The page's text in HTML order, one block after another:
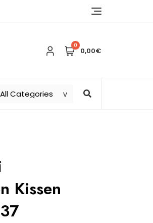
0
0,00€
Kissen